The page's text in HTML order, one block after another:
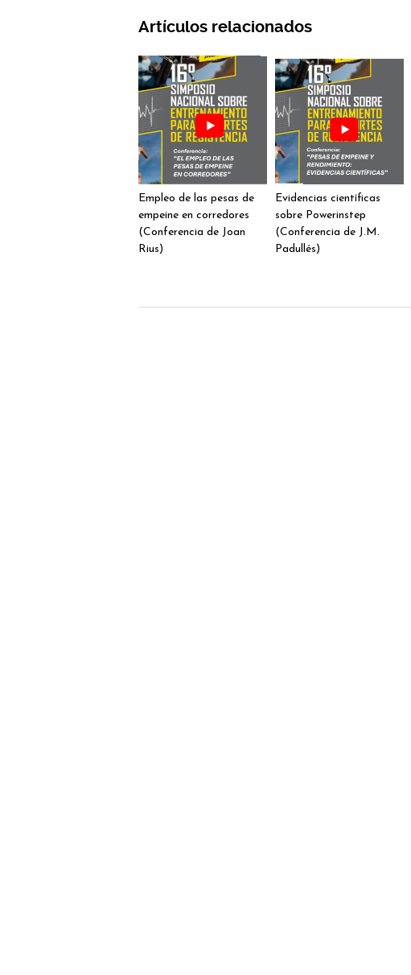
Artículos relacionados
Empleo de las pesas de
empeine en corredores
(Conferencia de Joan
Rius)
Evidencias científicas
sobre Powerinstep
(Conferencia de J.M.
Padullés)